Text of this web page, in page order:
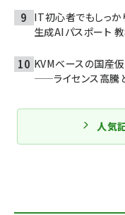
IT初心者でもしっか
生成AIパスポート 教
KVMベースの国産
——ライセンス高騰
人気